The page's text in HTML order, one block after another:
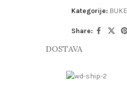
Kategorije:
Share:
DOSTAVA